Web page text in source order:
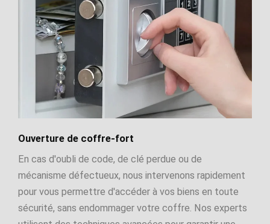
Ouverture de coffre-fort
En cas d'oubli de code, de clé perdue ou de
mécanisme défectueux, nous intervenons rapidement
pour vous permettre d'accéder à vos biens en toute
sécurité, sans endommager votre coffre. Nos experts